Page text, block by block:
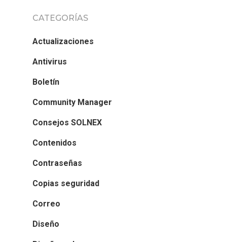
CATEGORÍAS
Actualizaciones
Antivirus
Boletín
Community Manager
Consejos SOLNEX
Contenidos
Contraseñas
Copias seguridad
Correo
Diseño